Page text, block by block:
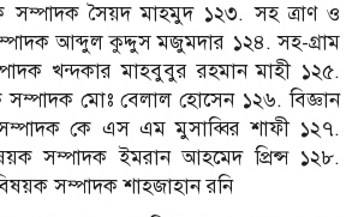
সম্পাদক সৈয়দ মাহমুদ ১২৩. সহ ত্রাণ ও
আব্দুল কুদ্দুস মজুমদার ১২৪. সহ-গ্রাম
খন্দকার মাহবুবুর রহমান মাহী ১২৫.
মোঃ বেলাল হোসেন ১২৬. বিজ্ঞান
কে এস এম মুসাব্বির শাফী ১২৭.
সম্পাদক ইমরান আহমেদ প্রিন্স ১২৮.
সম্পাদক শাহজাহান রনি